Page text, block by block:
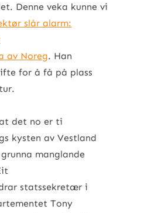
Denne veka kunne vi
slår alarm:
av Noreg. Han
for å få på plass
det no er ti
kysten av Vestland
manglande
statssekretær i
Tony